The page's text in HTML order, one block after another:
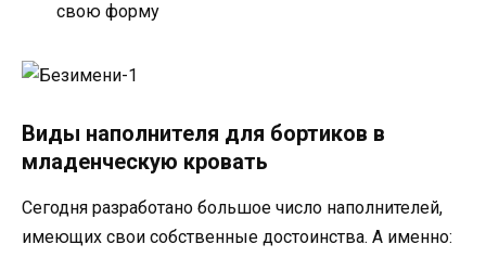
свою форму
Виды наполнителя для бортиков в
младенческую кровать
Сегодня разработано большое число наполнителей,
имеющих свои собственные достоинства. А именно: